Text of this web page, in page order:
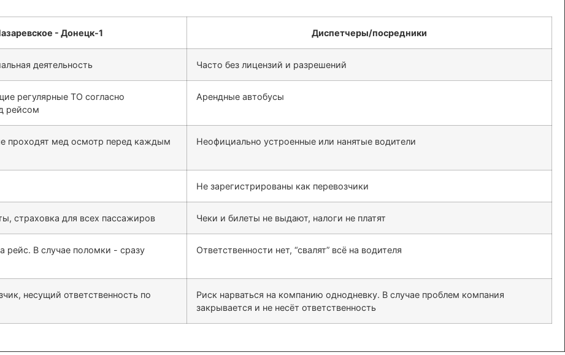
Диспетчеры/посредники
деятельность Часто без лицензий и разрешений
регулярные ТО согласно
рейсом
Арендные автобусы
проходят мед осмотр перед каждым
Неофициально устроенные или нанятые водители
Не зарегистрированы как перевозчики
страховка для всех пассажиров Чеки и билеты не выдают, налоги не платят
рейс. В случае поломки - сразу
Ответственности нет, “свалят” всё на водителя
несущий ответственность по
Риск нарваться на компанию однодневку. В случае проблем компания
закрывается и не несёт ответственность